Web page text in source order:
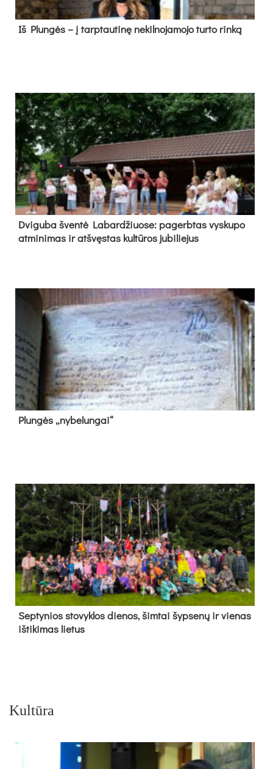
Iš Plungės – į tarptautinę nekilnojamojo turto rinką
Dvi­gu­ba šven­tė La­bar­džiuo­se: pa­gerb­tas vys­ku­po
at­mi­ni­mas ir at­švęs­tas kul­tū­ros ju­bi­lie­jus
Plun­gės „ny­be­lun­gai“
Sep­ty­nios sto­vyk­los die­nos, šim­tai šyp­se­nų ir vie­nas
iš­ti­ki­mas lie­tus
Kultūra